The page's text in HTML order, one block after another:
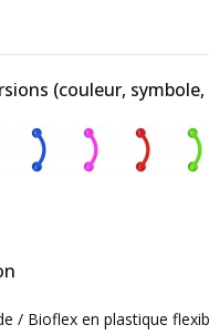
(couleur,
/ Bioflex en plastique